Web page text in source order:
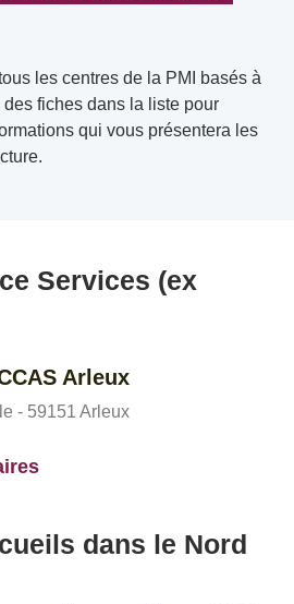
les centres de la PMI basés à
fiches dans la liste pour
qui vous présentera les
Services (ex
Arleux
- 59151 Arleux
dans le Nord